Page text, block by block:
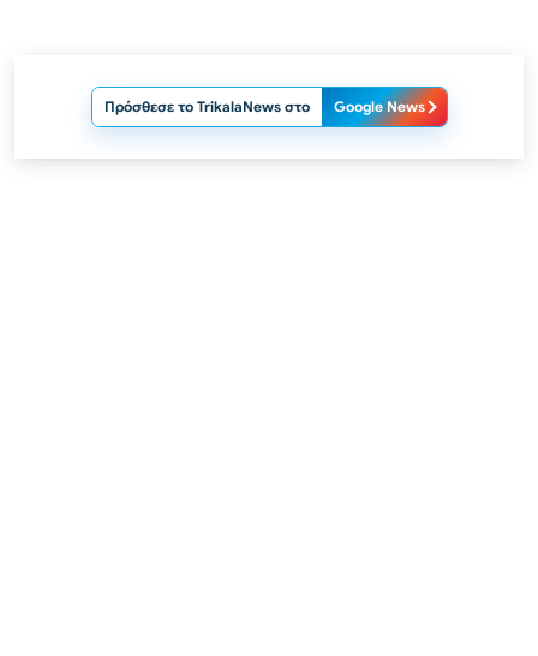
Πρόσθεσε το TrikalaNews στο Google News